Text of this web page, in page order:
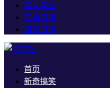
美女美图
宅男资讯
游戏资讯
首页
新奇搞笑